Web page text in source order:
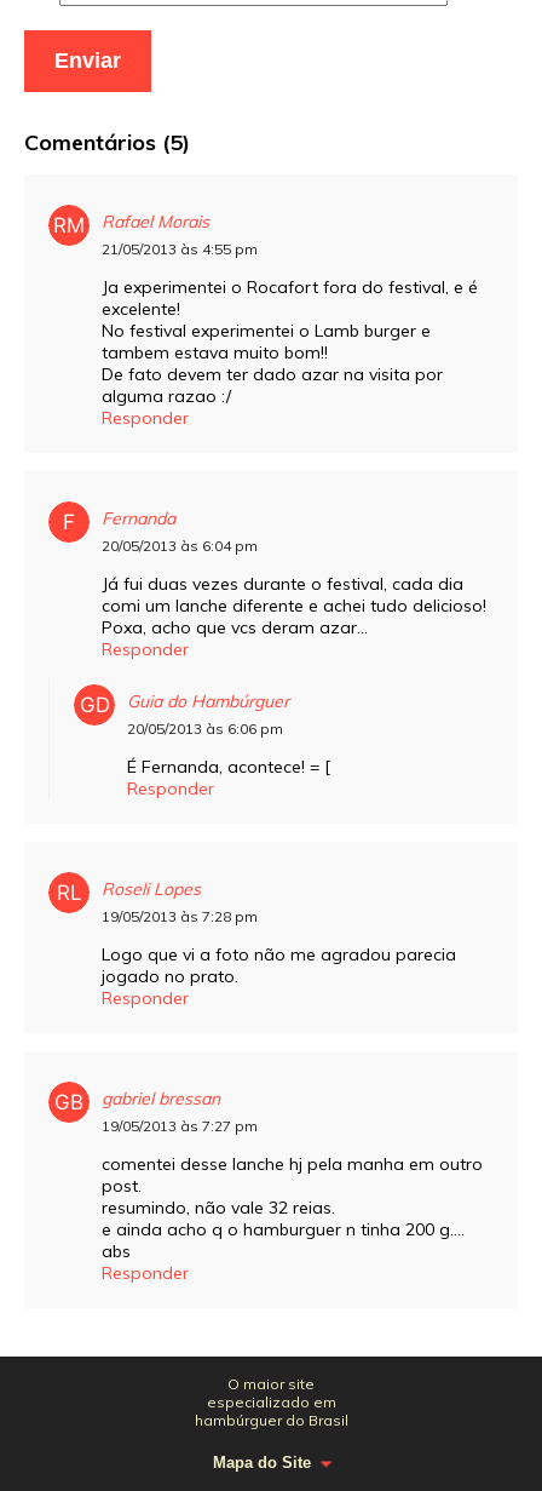
Comentários (5)
Rafael Morais
21/05/2013 às 4:55 pm
Ja experimentei o Rocafort fora do festival, e é
excelente!
No festival experimentei o Lamb burger e
tambem estava muito bom!!
De fato devem ter dado azar na visita por
alguma razao :/
Responder
Fernanda
20/05/2013 às 6:04 pm
Já fui duas vezes durante o festival, cada dia
comi um lanche diferente e achei tudo delicioso!
Poxa, acho que vcs deram azar…
Responder
Guia do Hambúrguer
20/05/2013 às 6:06 pm
É Fernanda, acontece! = [
Responder
Roseli Lopes
19/05/2013 às 7:28 pm
Logo que vi a foto não me agradou parecia
jogado no prato.
Responder
gabriel bressan
19/05/2013 às 7:27 pm
comentei desse lanche hj pela manha em outro
post.
resumindo, não vale 32 reias.
e ainda acho q o hamburguer n tinha 200 g….
abs
Responder
O maior site
especializado em
hambúrguer do Brasil
Mapa do Site